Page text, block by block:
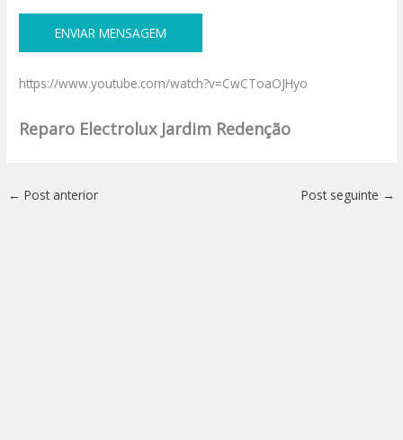
https://www.youtube.com/watch?v=CwCToaOJHyo
Reparo Electrolux Jardim Redenção
← Post anterior Post seguinte →